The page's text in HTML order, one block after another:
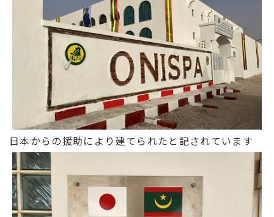
日本からの援助により建てられたと記されています